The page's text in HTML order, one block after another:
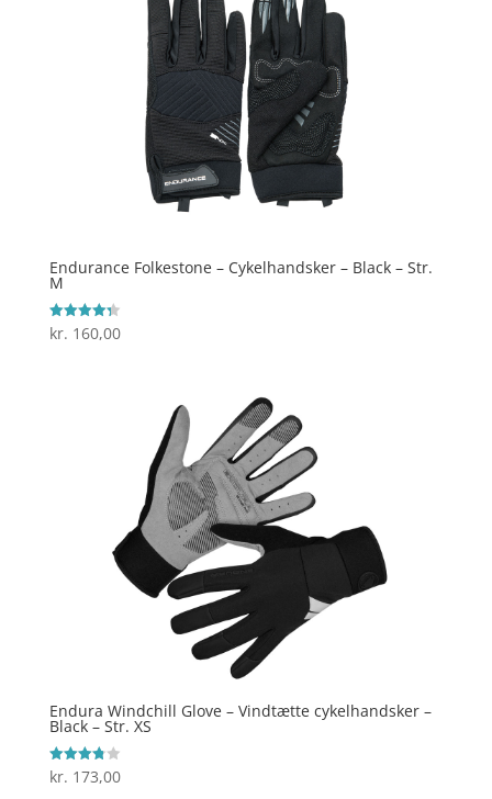
Endurance Folkestone – Cykelhandsker – Black – Str.
M
Vurderet
4.3
kr. 160,00
Endura Windchill Glove – Vindtætte cykelhandsker –
Black – Str. XS
Vurderet
3.8
kr. 173,00